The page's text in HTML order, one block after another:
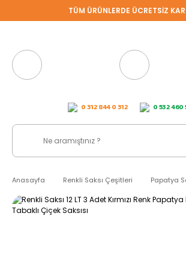
TÜM ÜRÜNLERDE ÜCRETSİZ
0 312 844 0 312 0 532 460
Anasayfa Renkli Saksı Çeşitleri Papatya